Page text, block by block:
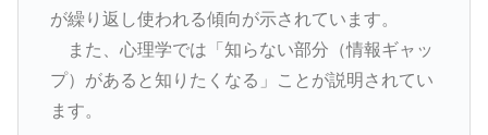
が繰り返し使われる傾向が示されています。
また、心理学では「知らない部分（情報ギャッ
プ）があると知りたくなる」ことが説明されてい
ます。